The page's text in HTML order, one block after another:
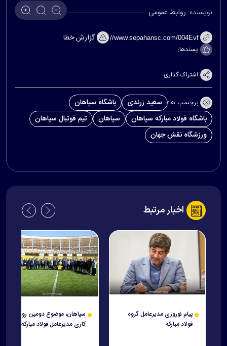
نویسنده: روابط عمومی
گزارش خطا
پسندها:
اشتراک گذاری
برچسب ها: سعید زرندی
باشگاه سپاهان
باشگاه فولاد مبارکه سپاهان
سپاهان
تیم فوتبال سپاهان
ورزشگاه نقش جهان
اخبار مرتبط
پیام نوروزی مدیرعامل گروه
فولاد مبارکه
سپاهان، موضوع دومین روز
کاری مدیرعامل فولاد مبارکه